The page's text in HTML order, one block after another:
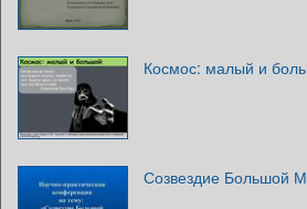
Космос: малый и
Созвездие Большой